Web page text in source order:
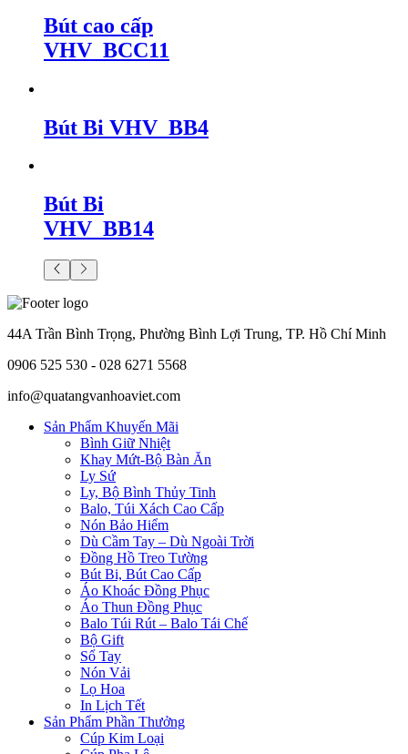
Bút cao cấp
VHV_BCC11
Bút Bi VHV_BB4
Bút Bi
VHV_BB14
44A Trần Bình Trọng, Phường Bình Lợi Trung, TP. Hồ Chí Minh
0906 525 530 - 028 6271 5568
info@quatangvanhoaviet.com
Sản Phẩm Khuyến Mãi
Bình Giữ Nhiệt
Khay Mứt-Bộ Bàn Ăn
Ly Sứ
Ly, Bộ Bình Thủy Tinh
Balo, Túi Xách Cao Cấp
Nón Bảo Hiểm
Dù Cầm Tay – Dù Ngoài Trời
Đồng Hồ Treo Tường
Bút Bi, Bút Cao Cấp
Áo Khoác Đồng Phục
Áo Thun Đồng Phục
Balo Túi Rút – Balo Tái Chế
Bộ Gift
Sổ Tay
Nón Vải
Lọ Hoa
In Lịch Tết
Sản Phẩm Phần Thưởng
Cúp Kim Loại